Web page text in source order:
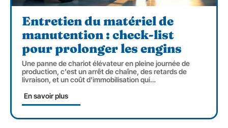
Entretien du matériel de
manutention : check-list
pour prolonger les engins
Une panne de chariot élévateur en pleine journée de
production, c'est un arrêt de chaîne, des retards de
livraison, et un coût d'immobilisation qui…
En savoir plus